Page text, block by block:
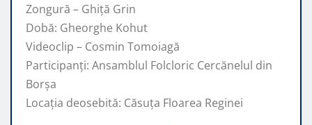
Zongură – Ghiță Grin
Dobă: Gheorghe Kohut
Videoclip – Cosmin Tomoiagă
Participanți: Ansamblul Folcloric Cercănelul din
Borșa
Locația deosebită: Căsuța Floarea Reginei